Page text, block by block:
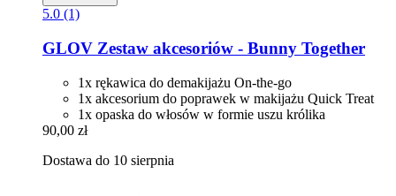
5.0 (1)
GLOV Zestaw akcesoriów -​ Bunny Together
1x rękawica do demakijażu On-the-go
1x akcesorium do poprawek w makijażu Quick Treat
1x opaska do włosów w formie uszu królika
90,00 zł
Dostawa do 10 sierpnia